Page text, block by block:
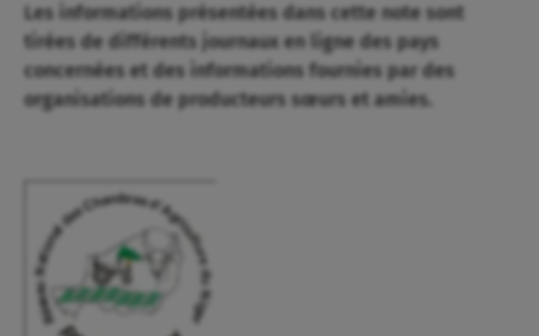
Les informations présentées dans cette note sont
tirées de différents journaux en ligne des pays
concernées et des informations fournies par des
organisations de producteurs sœurs et amies.